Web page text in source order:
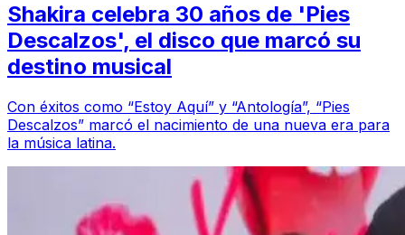
Shakira celebra 30 años de 'Pies
Descalzos', el disco que marcó su
destino musical
Con éxitos como “Estoy Aquí” y “Antología”, “Pies
Descalzos” marcó el nacimiento de una nueva era para
la música latina.